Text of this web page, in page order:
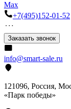
Max
+7(495)152-01-52
Заказать звонок
info@smart-sale.ru
121096, Россия,
«Парк победы»